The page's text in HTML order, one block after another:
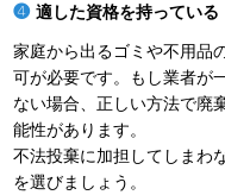
適した資格を持っている
家庭から出るゴミや不用品
可が必要です。もし業者が
ない場合、正しい方法で廃
能性があります。
不法投棄に加担してしまわ
を選びましょう。